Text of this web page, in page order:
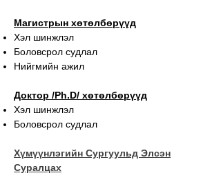
Магистрын хөтөлбөрүүд
Хэл шинжлэл
Боловсрол судлал
Нийгмийн ажил
Доктор /Ph.D/ хөтөлбөрүүд
Хэл шинжлэл
Боловсрол судлал
Хүмүүнлэгийн Сургуульд Элсэн
Суралцах